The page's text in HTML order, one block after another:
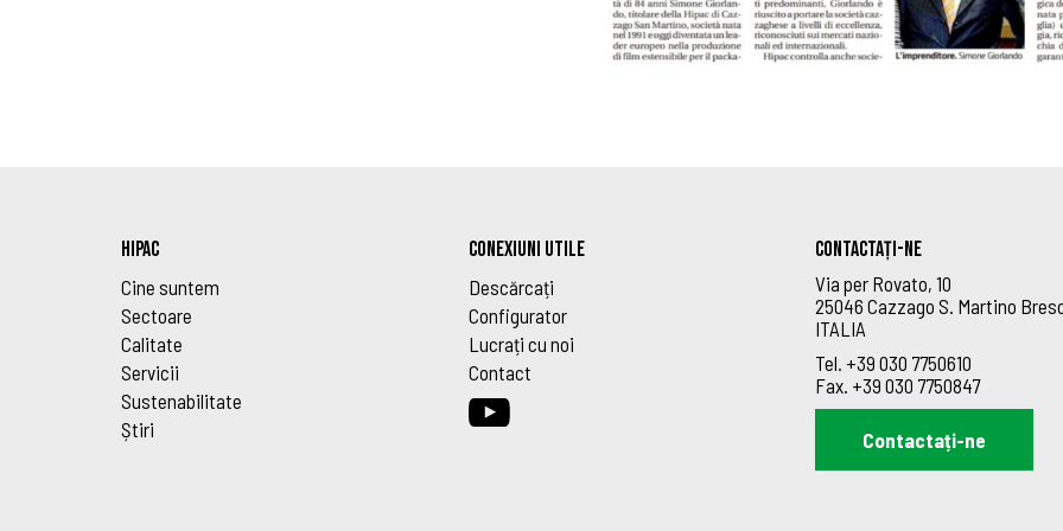
HIPAC
Cine suntem
Sectoare
Calitate
Servicii
Sustenabilitate
Știri
CONEXIUNI UTILE
Descărcați
Configurator
Lucrați cu noi
Contact
Contactați-ne
Via per Rovato, 10
25046 Cazzago S. Martino
ITALIA
Tel. +39 030 7750610
Fax. +39 030 7750847
Contactați-ne